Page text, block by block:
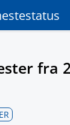
fra